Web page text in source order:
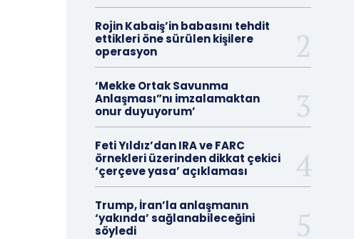
Rojin Kabaiş’in babasını tehdit
ettikleri öne sürülen kişilere
operasyon
‘Mekke Ortak Savunma
Anlaşması”nı imzalamaktan
onur duyuyorum’
Feti Yıldız’dan IRA ve FARC
örnekleri üzerinden dikkat çekici
‘çerçeve yasa’ açıklaması
Trump, İran’la anlaşmanın
‘yakında’ sağlanabileceğini
söyledi